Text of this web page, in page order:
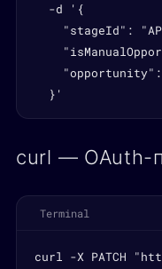
  -d '{
"stageId":
  }'
curl — OAuth-
Terminal
curl -X PATCH